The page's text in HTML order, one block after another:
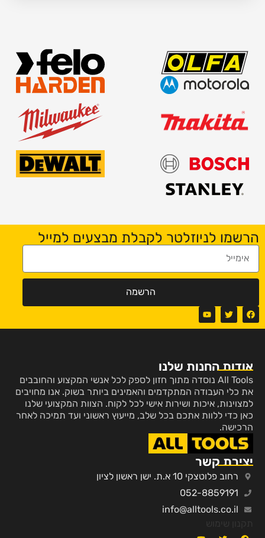
הרשמו לניוזלטר לקבלת מבצעים למייל
הרשמה
אודות החנות שלנו
All Tools נוסדה מתוך חזון לספק לכל אנשי המקצוע והחובבים
את כלי העבודה המתקדמים והאמינים ביותר בשוק. אנו מחויבים
למצוינות, איכות ושירות אישי לכל לקוח. הצוות המקצועי שלנו
כאן כדי ללוות אתכם בכל שלב, מייעוץ ראשוני ועד תמיכה לאחר
הרכישה.
יצירת קשר
רחוב פלוטצקי 10 א.ת. ישן ראשון לציון
052-8859191
info@alltools.co.il